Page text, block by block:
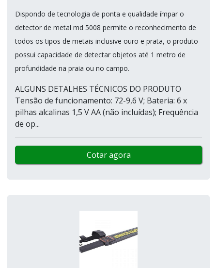
Dispondo de tecnologia de ponta e qualidade ímpar o
detector de metal md 5008 permite o reconhecimento de
todos os tipos de metais inclusive ouro e prata, o produto
possui capacidade de detectar objetos até 1 metro de
profundidade na praia ou no campo.
ALGUNS DETALHES TÉCNICOS DO PRODUTO
Tensão de funcionamento: 72-9,6 V; Bateria: 6 x
pilhas alcalinas 1,5 V AA (não incluídas); Frequência
de op...
Cotar agora